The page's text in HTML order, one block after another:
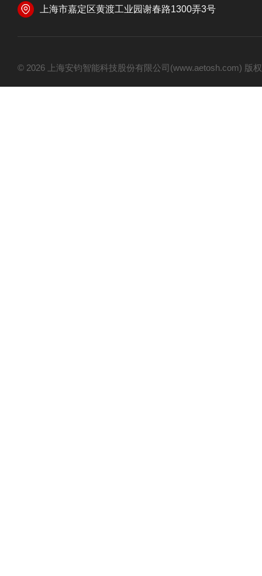
上海市嘉定区黄渡工业园谢春路1300弄3号
© 2026 上海安钧智能科技股份有限公司(www.aetosh.com)